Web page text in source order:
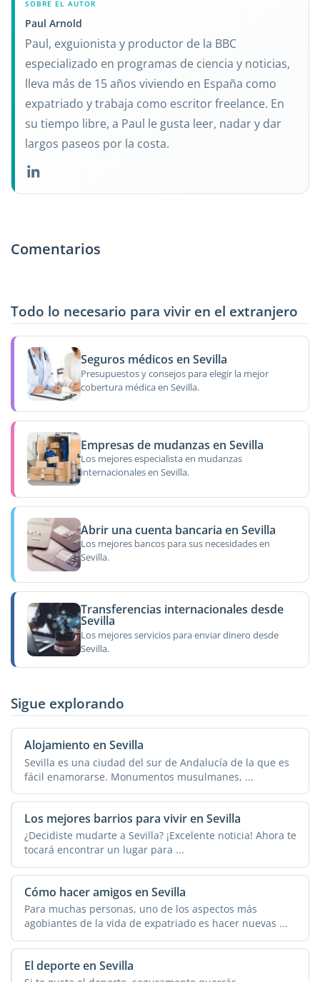
SOBRE EL AUTOR
Paul Arnold
Paul, exguionista y productor de la BBC
especializado en programas de ciencia y noticias,
lleva más de 15 años viviendo en España como
expatriado y trabaja como escritor freelance. En
su tiempo libre, a Paul le gusta leer, nadar y dar
largos paseos por la costa.
Comentarios
Todo lo necesario para vivir en el extranjero
Seguros médicos en Sevilla
Presupuestos y consejos para elegir la mejor
cobertura médica en Sevilla.
Empresas de mudanzas en Sevilla
Los mejores especialista en mudanzas
internacionales en Sevilla.
Abrir una cuenta bancaria en Sevilla
Los mejores bancos para sus necesidades en
Sevilla.
Transferencias internacionales desde
Sevilla
Los mejores servicios para enviar dinero desde
Sevilla.
Sigue explorando
Alojamiento en Sevilla
Sevilla es una ciudad del sur de Andalucía de la que es
fácil enamorarse. Monumentos musulmanes, ...
Los mejores barrios para vivir en Sevilla
¿Decidiste mudarte a Sevilla? ¡Excelente noticia! Ahora te
tocará encontrar un lugar para ...
Cómo hacer amigos en Sevilla
Para muchas personas, uno de los aspectos más
agobiantes de la vida de expatriado es hacer nuevas ...
El deporte en Sevilla